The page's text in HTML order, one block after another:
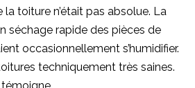
la toiture n’était pas absolue. La
séchage rapide des pièces de
occasionnellement s’humidifier.
techniquement très saines.